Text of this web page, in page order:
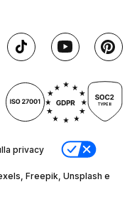
privacy
Freepik, Unsplash e